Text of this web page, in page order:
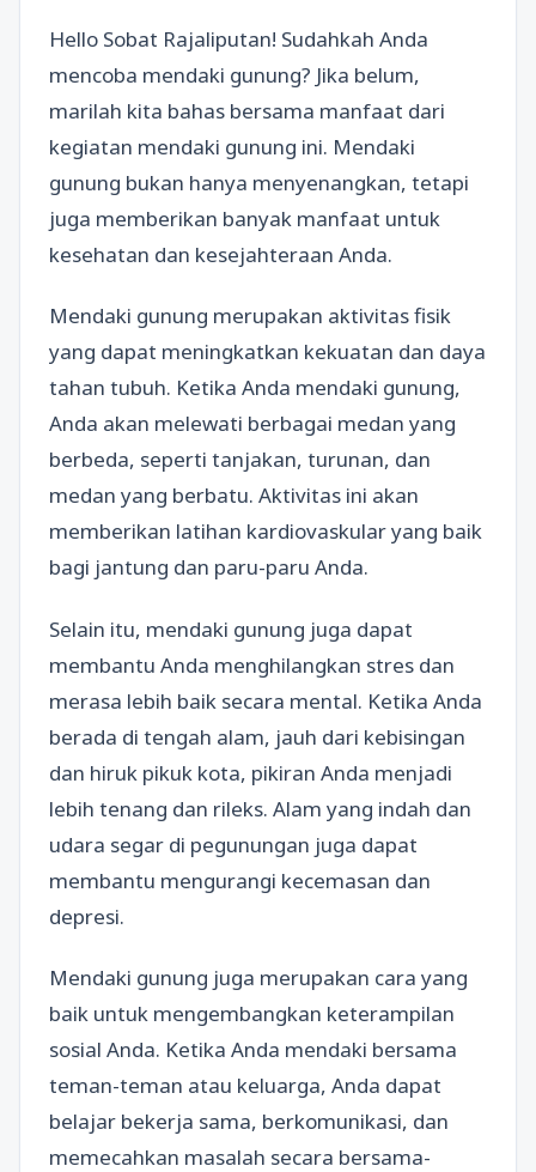
Hello Sobat Rajaliputan! Sudahkah Anda
mencoba mendaki gunung? Jika belum,
marilah kita bahas bersama manfaat dari
kegiatan mendaki gunung ini. Mendaki
gunung bukan hanya menyenangkan, tetapi
juga memberikan banyak manfaat untuk
kesehatan dan kesejahteraan Anda.
Mendaki gunung merupakan aktivitas fisik
yang dapat meningkatkan kekuatan dan daya
tahan tubuh. Ketika Anda mendaki gunung,
Anda akan melewati berbagai medan yang
berbeda, seperti tanjakan, turunan, dan
medan yang berbatu. Aktivitas ini akan
memberikan latihan kardiovaskular yang baik
bagi jantung dan paru-paru Anda.
Selain itu, mendaki gunung juga dapat
membantu Anda menghilangkan stres dan
merasa lebih baik secara mental. Ketika Anda
berada di tengah alam, jauh dari kebisingan
dan hiruk pikuk kota, pikiran Anda menjadi
lebih tenang dan rileks. Alam yang indah dan
udara segar di pegunungan juga dapat
membantu mengurangi kecemasan dan
depresi.
Mendaki gunung juga merupakan cara yang
baik untuk mengembangkan keterampilan
sosial Anda. Ketika Anda mendaki bersama
teman-teman atau keluarga, Anda dapat
belajar bekerja sama, berkomunikasi, dan
memecahkan masalah secara bersama-